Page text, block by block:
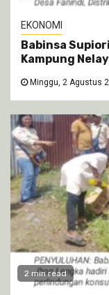
EKONOMI
Babinsa
Kampung
Minggu, 2 Agustus
2 min read